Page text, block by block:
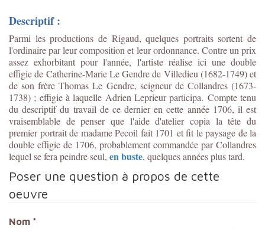
Descriptif :
Parmi les productions de Rigaud, quelques portraits sortent de
l'ordinaire par leur composition et leur ordonnance. Contre un prix
assez exhorbitant pour l'année, l'artiste réalise ici une double
effigie de Catherine-Marie Le Gendre de Villedieu (1682-1749) et
de son frère Thomas Le Gendre, seigneur de Collandres (1673-
1738) ; effigie à laquelle Adrien Leprieur participa. Compte tenu
du descriptif du travail de ce dernier en cette année 1706, il est
vraisemblable de penser que l'aide d'atelier copia la tête du
premier portrait de madame Pecoil fait 1701 et fit le paysage de la
double effigie de 1706, probablement commandée par Collandres
lequel se fera peindre seul, en buste, quelques années plus tard.
Poser une question à propos de cette
oeuvre
Nom *